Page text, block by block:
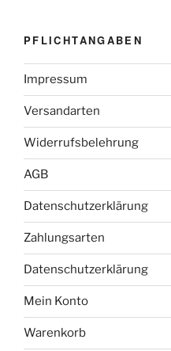
PFLICHTANGABEN
Impressum
Versandarten
Widerrufsbelehrung
AGB
Datenschutzerklärung
Zahlungsarten
Datenschutzerklärung
Mein Konto
Warenkorb